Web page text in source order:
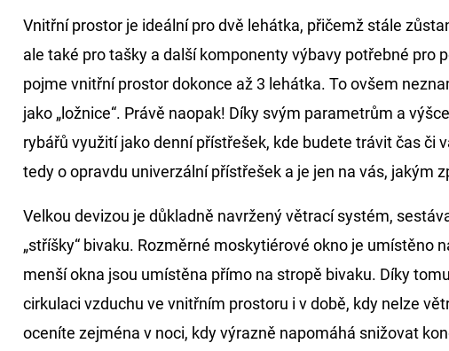
Vnitřní prostor je ideální pro dvě lehátka, přičemž stále
ale také pro tašky a další komponenty výbavy potřebné pro
pojme vnitřní prostor dokonce až 3 lehátka. To ovšem
jako „ložnice“. Právě naopak! Díky svým parametrům a
rybářů využití jako denní přístřešek, kde budete trávit čas či
tedy o opravdu univerzální přístřešek a je jen na vás, jakým
Velkou devizou je důkladně navržený větrací systém,
„stříšky“ bivaku. Rozměrné moskytiérové okno je umístěno
menší okna jsou umístěna přímo na stropě bivaku. Díky
cirkulaci vzduchu ve vnitřním prostoru i v době, kdy nelze
oceníte zejména v noci, kdy výrazně napomáhá snižovat